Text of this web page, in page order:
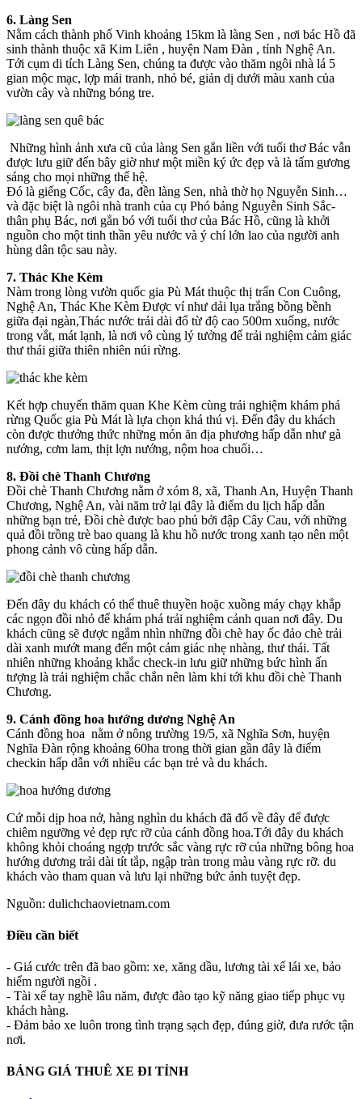
6. Làng Sen
Nằm cách thành phố Vinh khoảng 15km là làng Sen , nơi bác Hồ đã
sinh thành thuộc xã Kim Liên , huyện Nam Đàn , tỉnh Nghệ An.
Tới cụm di tích Làng Sen, chúng ta được vào thăm ngôi nhà lá 5
gian mộc mạc, lợp mái tranh, nhỏ bé, giản dị dưới màu xanh của
vườn cây và những bóng tre.
Những hình ảnh xưa cũ của làng Sen gắn liền với tuổi thơ Bác vẫn
được lưu giữ đến bây giờ như một miền ký ức đẹp và là tấm gương
sáng cho mọi những thế hệ.
Đó là giếng Cốc, cây đa, đền làng Sen, nhà thờ họ Nguyễn Sinh…
và đặc biệt là ngôi nhà tranh của cụ Phó bảng Nguyễn Sinh Sắc-
thân phụ Bác, nơi gắn bó với tuổi thơ của Bác Hồ, cũng là khởi
nguồn cho một tinh thần yêu nước và ý chí lớn lao của người anh
hùng dân tộc sau này.
7. Thác Khe Kèm
Nàm trong lòng vườn quốc gia Pù Mát thuộc thị trấn Con Cuông,
Nghệ An, Thác Khe Kèm Được ví như dải lụa trắng bồng bềnh
giữa đại ngàn,Thác nước trải dài đổ từ độ cao 500m xuống, nước
trong vắt, mát lạnh, là nơi vô cùng lý tưởng để trải nghiệm cảm giác
thư thái giữa thiên nhiên núi rừng.
Kết hợp chuyến thăm quan Khe Kèm cùng trải nghiệm khám phá
rừng Quốc gia Pù Mát là lựa chọn khá thú vị. Đến đây du khách
còn được thưởng thức những món ăn địa phương hấp dẫn như gà
nướng, cơm lam, thịt lợn nướng, nộm hoa chuối…
8. Đồi chè Thanh Chương
Đồi chè Thanh Chương nằm ở xóm 8, xã, Thanh An, Huyện Thanh
Chương, Nghệ An, vài năm trở lại đây là điểm du lịch hấp dẫn
những bạn trẻ, Đồi chè được bao phủ bởi đập Cây Cau, với những
quả đồi trồng trè bao quang là khu hồ nước trong xanh tạo nên một
phong cảnh vô cùng hấp dẫn.
Đến đây du khách có thể thuê thuyền hoặc xuồng máy chạy khắp
các ngọn đồi nhỏ để khám phá trải nghiệm cảnh quan nơi đây. Du
khách cũng sẽ được ngắm nhìn những đồi chè hay ốc đảo chè trải
dài xanh mướt mang đến một cảm giác nhẹ nhàng, thư thái. Tất
nhiên những khoảng khắc check-in lưu giữ những bức hình ấn
tượng là trải nghiệm chắc chắn nên làm khi tới khu đồi chè Thanh
Chương.
9. Cánh đồng hoa hướng dương Nghệ An
Cánh đồng hoa nằm ở nông trường 19/5, xã Nghĩa Sơn, huyện
Nghĩa Đàn rộng khoảng 60ha trong thời gian gần đây là điểm
checkin hấp dẫn với nhiều các bạn trẻ và du khách.
Cứ mỗi dịp hoa nở, hàng nghìn du khách đã đổ về đây để được
chiêm ngưỡng vẻ đẹp rực rỡ của cánh đồng hoa.Tới đây du khách
không khỏi choáng ngợp trước sắc vàng rực rỡ của những bông hoa
hướng dương trải dài tít tắp, ngập tràn trong màu vàng rực rỡ. du
khách vào tham quan và lưu lại những bức ảnh tuyệt đẹp.
Nguồn: dulichchaovietnam.com
Điều cần biết
- Giá cước trên đã bao gồm: xe, xăng dầu, lương tài xế lái xe, bảo
hiểm người ngồi .
- Tài xế tay nghề lâu năm, được đào tạo kỹ năng giao tiếp phục vụ
khách hàng.
- Đảm bảo xe luôn trong tình trạng sạch đẹp, đúng giờ, đưa rước tận
nơi.
BẢNG GIÁ THUÊ XE ĐI TỈNH